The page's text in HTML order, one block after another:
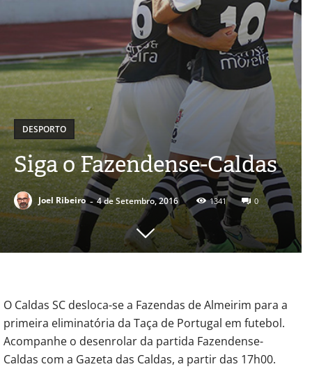
DESPORTO
Siga o Fazendense-Caldas
Joel Ribeiro - 4 de Setembro, 2016 1341 0
O Caldas SC desloca-se a Fazendas de Almeirim para a
primeira eliminatória da Taça de Portugal em futebol.
Acompanhe o desenrolar da partida Fazendense-
Caldas com a Gazeta das Caldas, a partir das 17h00.